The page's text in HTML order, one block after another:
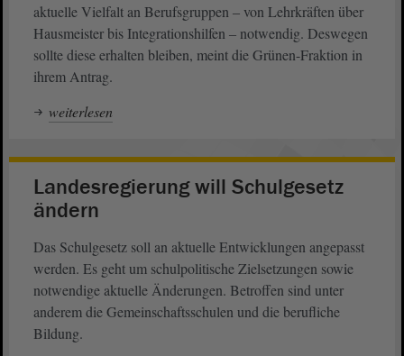
aktuelle Vielfalt an Berufsgruppen ‒ von Lehrkräften über
Hausmeister bis Integrationshilfen ‒ notwendig. Deswegen
sollte diese erhalten bleiben, meint die Grünen-Fraktion in
ihrem Antrag.
weiterlesen
Landesregierung will Schulgesetz
ändern
Das Schulgesetz soll an aktuelle Entwicklungen angepasst
werden. Es geht um schulpolitische Zielsetzungen sowie
notwendige aktuelle Änderungen. Betroffen sind unter
anderem die Gemeinschaftsschulen und die berufliche
Bildung.